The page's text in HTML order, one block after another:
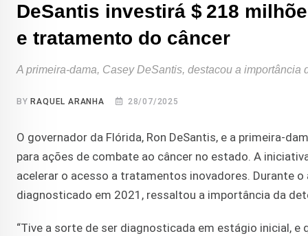
DeSantis investirá $ 218
e tratamento do câncer
A primeira-dama, Casey DeSantis, destacou a
BY RAQUEL ARANHA 28/07/2025
O governador da Flórida, Ron DeSantis, e a primeira-
para ações de combate ao câncer no estado. A
acelerar o acesso a tratamentos inovadores. Durante
diagnosticado em 2021, ressaltou a importância da
“Tive a sorte de ser diagnosticada em estágio inicial,